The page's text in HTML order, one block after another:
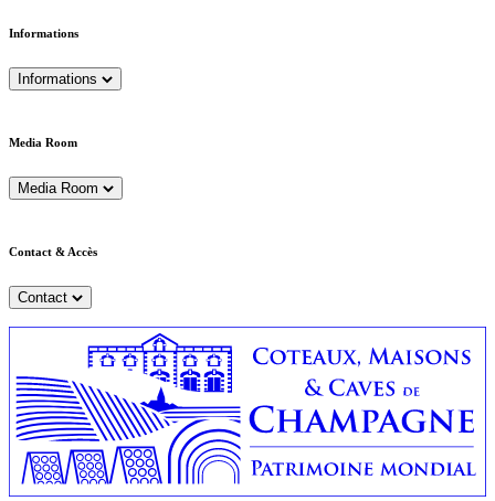
Informations
Informations
Media Room
Media Room
Contact & Accès
Contact